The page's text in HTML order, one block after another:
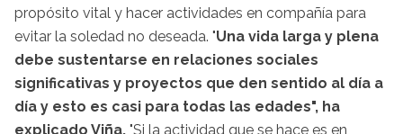
propósito vital y hacer actividades en compañía para
evitar la soledad no deseada. "Una vida larga y plena
debe sustentarse en relaciones sociales
significativas y proyectos que den sentido al día a
día y esto es casi para todas las edades", ha
explicado Viña. "Si la actividad que se hace es en